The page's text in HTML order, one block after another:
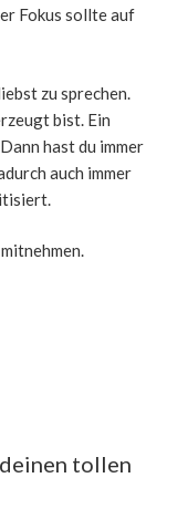
Fokus sollte auf
zu sprechen.
bist. Ein
hast du immer
auch immer
tollen